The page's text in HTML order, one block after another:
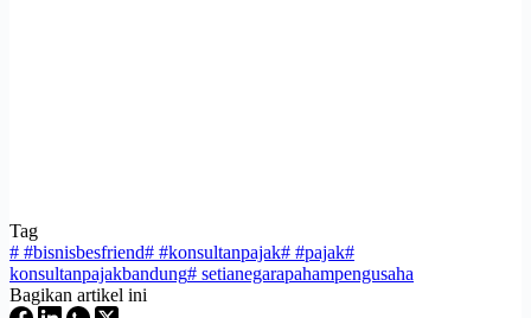
Tag
# #bisnisbesfriend# #konsultanpajak# #pajak#
konsultanpajakbandung# setianegarapahampengusaha
Bagikan artikel ini